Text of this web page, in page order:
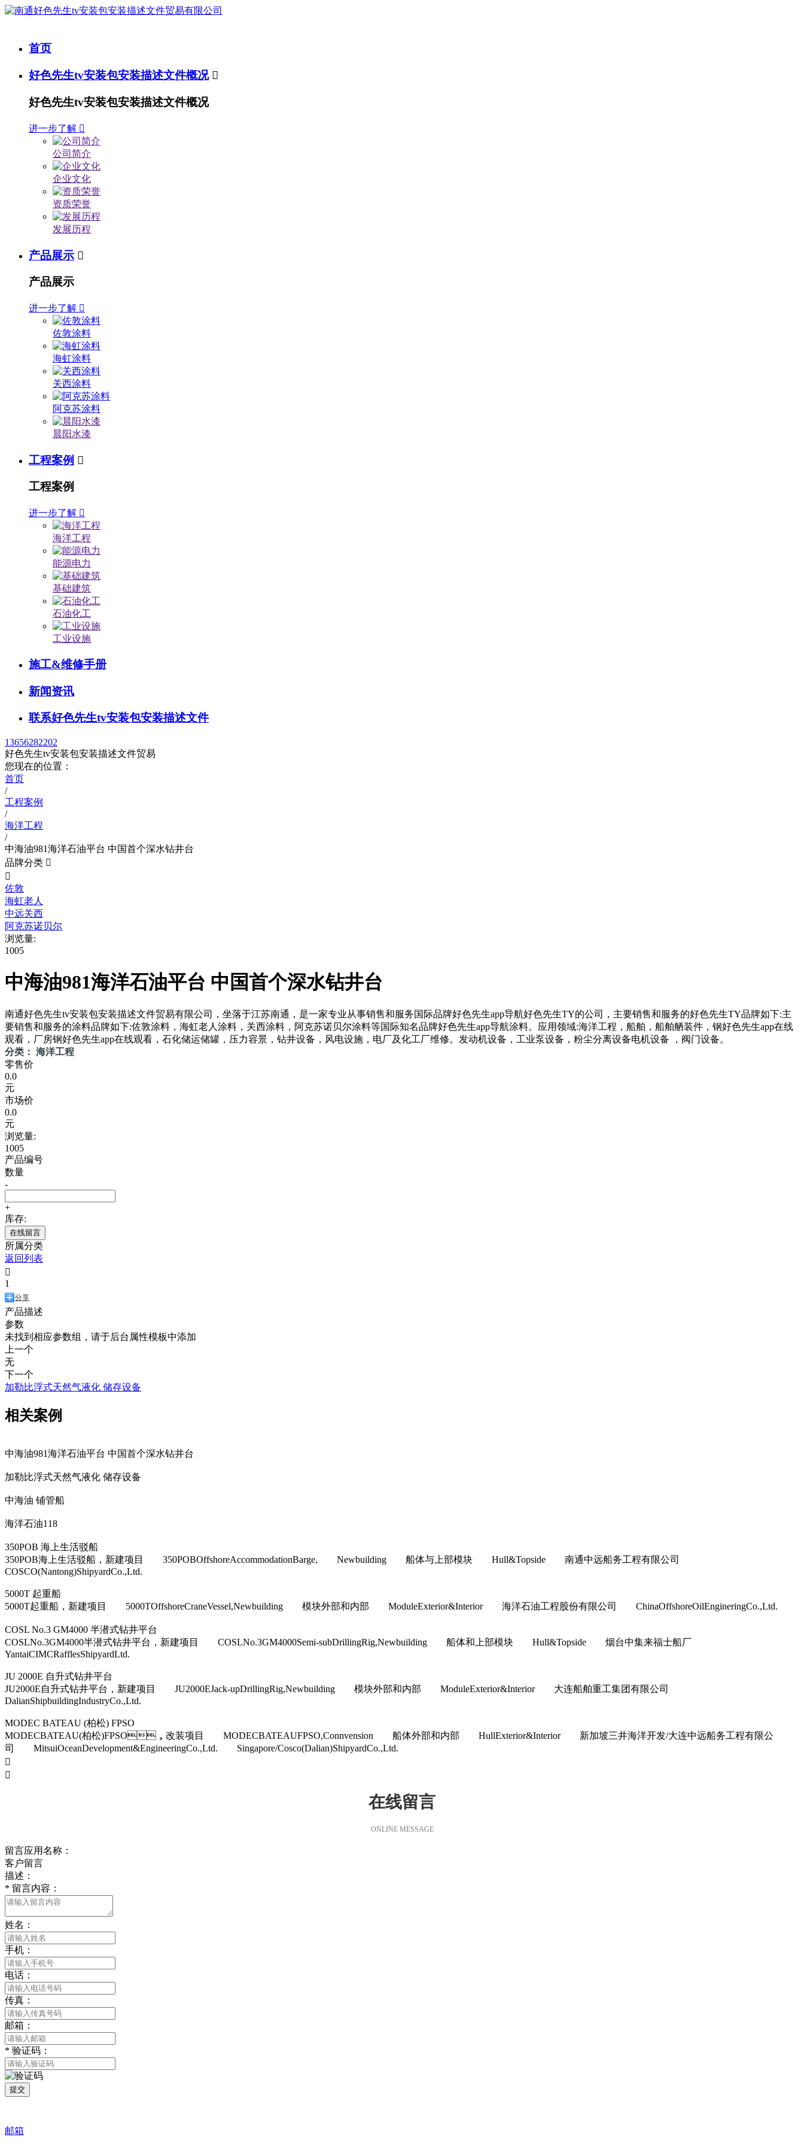
首页
好色先生tv安装包安装描述文件概况 
好色先生tv安装包安装描述文件概况
进一步了解 
公司简介
企业文化
资质荣誉
发展历程
产品展示 
产品展示
进一步了解 
佐敦涂料
海虹涂料
关西涂料
阿克苏涂料
晨阳水漆
工程案例 
工程案例
进一步了解 
海洋工程
能源电力
基础建筑
石油化工
工业设施
施工&维修手册
新闻资讯
联系好色先生tv安装包安装描述文件
13656282202
好色先生tv安装包安装描述文件贸易
您现在的位置：
首页
/
工程案例
/
海洋工程
/
中海油981海洋石油平台 中国首个深水钻井台
品牌分类 

佐敦
海虹老人
中远关西
阿克苏诺贝尔
浏览量:
1005
中海油981海洋石油平台 中国首个深水钻井台
南通好色先生tv安装包安装描述文件贸易有限公司，坐落于江苏南通，是一家专业从事销售和服务国际品牌好色先生app导航好色先生TY的公司，主要销售和服务的好色先生TY品牌如下:主
要销售和服务的涂料品牌如下:佐敦涂料，海虹老人涂料，关西涂料，阿克苏诺贝尔涂料等国际知名品牌好色先生app导航涂料。应用领域:海洋工程，船舶，船舶舾装件，钢好色先生app在线
观看，厂房钢好色先生app在线观看，石化储运储罐，压力容景，钻井设备，风电设施，电厂及化工厂维修。发动机设备，工业泵设备，粉尘分离设备电机设备 ，阀门设备。
分类： 海洋工程
零售价
0.0
元
市场价
0.0
元
浏览量:
1005
产品编号
数量
-
+
库存:
在线留言
所属分类
返回列表

1
分享
产品描述
参数
未找到相应参数组，请于后台属性模板中添加
上一个
无
下一个
加勒比浮式天然气液化 储存设备
相关案例
中海油981海洋石油平台 中国首个深水钻井台
加勒比浮式天然气液化 储存设备
中海油 铺管船
海洋石油118
350POB 海上生活驳船
350POB海上生活驳船，新建项目 350POBOffshoreAccommodationBarge, Newbuilding 船体与上部模块 Hull&Topside 南通中远船务工程有限公司
COSCO(Nantong)ShipyardCo.,Ltd.
5000T 起重船
5000T起重船，新建项目 5000TOffshoreCraneVessel,Newbuilding 模块外部和内部 ModuleExterior&Interior 海洋石油工程股份有限公司 ChinaOffshoreOilEngineringCo.,Ltd.
COSL No.3 GM4000 半潜式钻井平台
COSLNo.3GM4000半潜式钻井平台，新建项目 COSLNo.3GM4000Semi-subDrillingRig,Newbuilding 船体和上部模块 Hull&Topside 烟台中集来福士船厂
YantaiCIMCRafflesShipyardLtd.
JU 2000E 自升式钻井平台
JU2000E自升式钻井平台，新建项目 JU2000EJack-upDrillingRig,Newbuilding 模块外部和内部 ModuleExterior&Interior 大连船舶重工集团有限公司
DalianShipbuildingIndustryCo.,Ltd.
MODEC BATEAU (柏松) FPSO
MODECBATEAU(柏松)FPSO，改装项目 MODECBATEAUFPSO,Connvension 船体外部和内部 HullExterior&Interior 新加坡三井海洋开发/大连中远船务工程有限公
司 MitsuiOceanDevelopment&EngineeringCo.,Ltd. Singapore/Cosco(Dalian)ShipyardCo.,Ltd.


在线留言
ONLINE MESSAGE
留言应用名称：
客户留言
描述：
* 留言内容：
姓名：
手机：
电话：
传真：
邮箱：
* 验证码：
提交
邮箱